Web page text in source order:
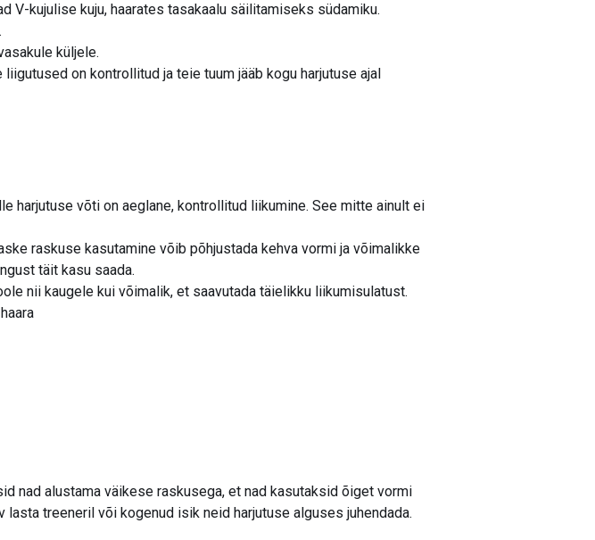
V-kujulise kuju, haarates tasakaalu säilitamiseks südamiku.
küljele.
on kontrollitud ja teie tuum jääb kogu harjutuse ajal
harjutuse võti on aeglane, kontrollitud liikumine. See mitte ainult ei
raskuse kasutamine võib põhjustada kehva vormi ja võimalikke
täit kasu saada.
nii kaugele kui võimalik, et saavutada täielikku liikumisulatust.
nad alustama väikese raskusega, et nad kasutaksid õiget vormi
treeneril või kogenud isik neid harjutuse alguses juhendada.